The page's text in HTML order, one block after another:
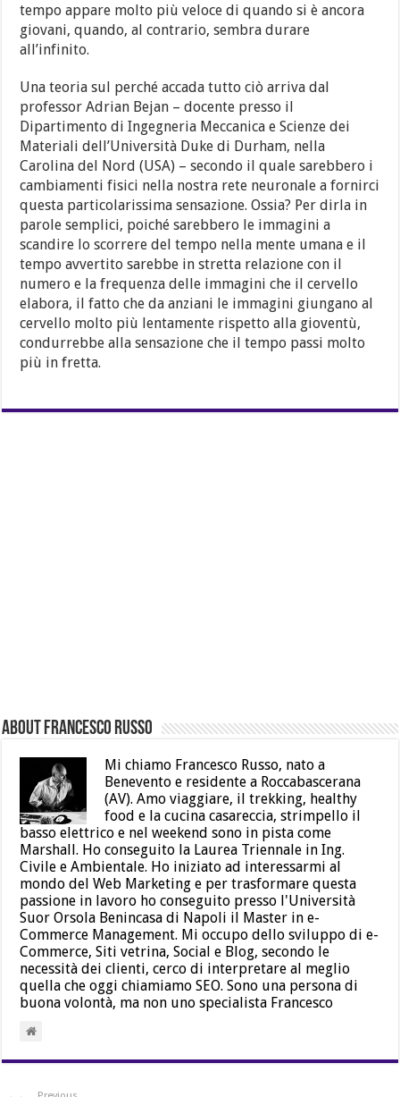
tempo appare molto più veloce di quando si è ancora
giovani, quando, al contrario, sembra durare
all’infinito.
Una teoria sul perché accada tutto ciò arriva dal
professor Adrian Bejan – docente presso il
Dipartimento di Ingegneria Meccanica e Scienze dei
Materiali dell’Università Duke di Durham, nella
Carolina del Nord (USA) – secondo il quale sarebbero i
cambiamenti fisici nella nostra rete neuronale a fornirci
questa particolarissima sensazione. Ossia? Per dirla in
parole semplici, poiché sarebbero le immagini a
scandire lo scorrere del tempo nella mente umana e il
tempo avvertito sarebbe in stretta relazione con il
numero e la frequenza delle immagini che il cervello
elabora, il fatto che da anziani le immagini giungano al
cervello molto più lentamente rispetto alla gioventù,
condurrebbe alla sensazione che il tempo passi molto
più in fretta.
About Francesco Russo
Mi chiamo Francesco Russo, nato a
Benevento e residente a Roccabascerana
(AV). Amo viaggiare, il trekking, healthy
food e la cucina casareccia, strimpello il
basso elettrico e nel weekend sono in pista come
Marshall. Ho conseguito la Laurea Triennale in Ing.
Civile e Ambientale. Ho iniziato ad interessarmi al
mondo del Web Marketing e per trasformare questa
passione in lavoro ho conseguito presso l'Università
Suor Orsola Benincasa di Napoli il Master in e-
Commerce Management. Mi occupo dello sviluppo di e-
Commerce, Siti vetrina, Social e Blog, secondo le
necessità dei clienti, cerco di interpretare al meglio
quella che oggi chiamiamo SEO. Sono una persona di
buona volontà, ma non uno specialista Francesco